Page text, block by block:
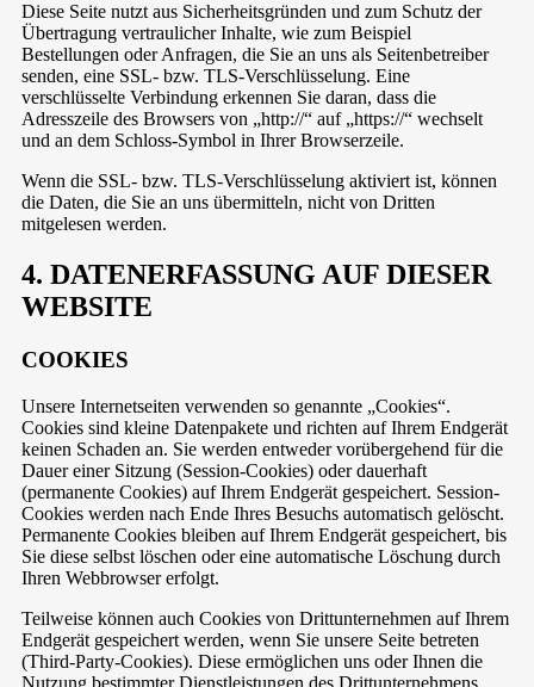
Diese Seite nutzt aus Sicherheitsgründen und zum Schutz der
Übertragung vertraulicher Inhalte, wie zum Beispiel
Bestellungen oder Anfragen, die Sie an uns als Seitenbetreiber
senden, eine SSL- bzw. TLS-Verschlüsselung. Eine
verschlüsselte Verbindung erkennen Sie daran, dass die
Adresszeile des Browsers von „http://“ auf „https://“ wechselt
und an dem Schloss-Symbol in Ihrer Browserzeile.
Wenn die SSL- bzw. TLS-Verschlüsselung aktiviert ist, können
die Daten, die Sie an uns übermitteln, nicht von Dritten
mitgelesen werden.
4. DATENERFASSUNG AUF DIESER
WEBSITE
COOKIES
Unsere Internetseiten verwenden so genannte „Cookies“.
Cookies sind kleine Datenpakete und richten auf Ihrem Endgerät
keinen Schaden an. Sie werden entweder vorübergehend für die
Dauer einer Sitzung (Session-Cookies) oder dauerhaft
(permanente Cookies) auf Ihrem Endgerät gespeichert. Session-
Cookies werden nach Ende Ihres Besuchs automatisch gelöscht.
Permanente Cookies bleiben auf Ihrem Endgerät gespeichert, bis
Sie diese selbst löschen oder eine automatische Löschung durch
Ihren Webbrowser erfolgt.
Teilweise können auch Cookies von Drittunternehmen auf Ihrem
Endgerät gespeichert werden, wenn Sie unsere Seite betreten
(Third-Party-Cookies). Diese ermöglichen uns oder Ihnen die
Nutzung bestimmter Dienstleistungen des Drittunternehmens